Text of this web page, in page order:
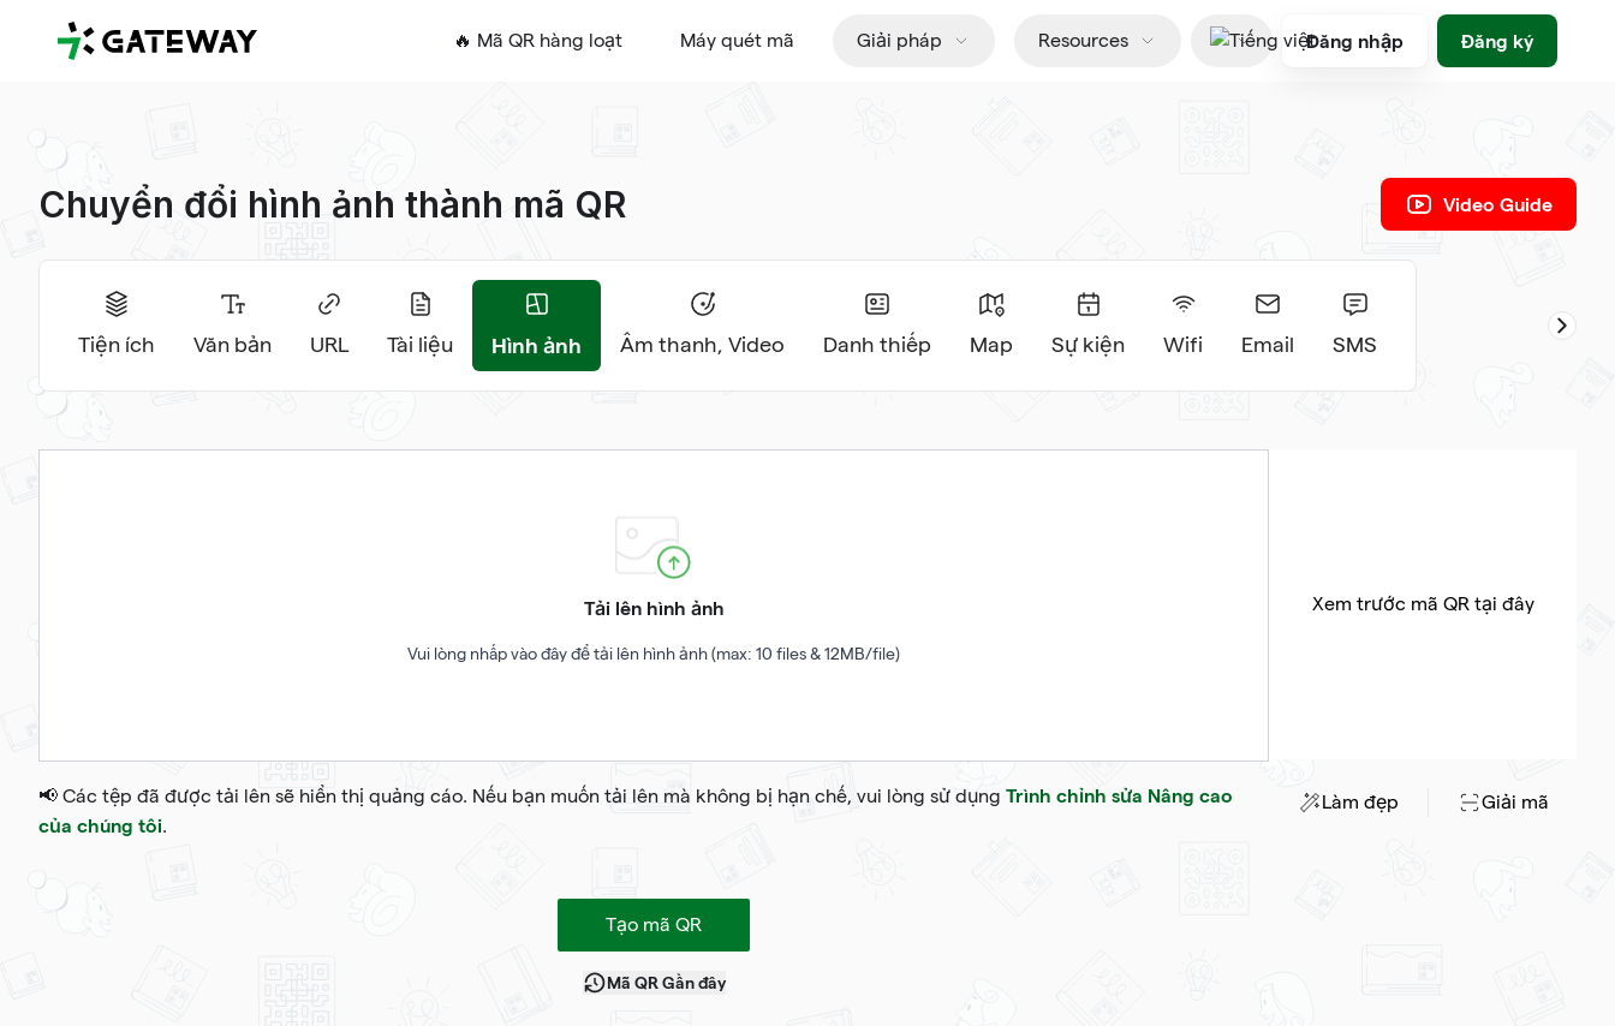
QRGateway 🔥 Mã QR hàng loạt Máy quét mã Giải pháp Resources
Tiếng việt
Đăng nhập Đăng ký
Chuyển đổi hình ảnh thành mã QR Video Guide
Tiện ích Văn bản URL Tài liệu Hình ảnh Âm thanh, Video Danh thiếp Map Sự kiện Wifi Email SMS
Tải lên hình ảnh
Vui lòng nhấp vào đây để tải lên hình ảnh (max: 10 files & 12MB/file)
📢 Các tệp đã được tải lên sẽ hiển thị quảng cáo. Nếu bạn muốn tải lên mà không bị hạn chế, vui lòng sử dụng Trình chỉnh sửa Nâng cao
của chúng tôi.
Tạo mã QR
Mã QR Gần đây
Xem trước mã QR tại đây
Làm đẹp Giải mã